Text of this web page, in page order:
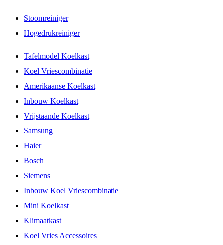
Stoomreiniger
Hogedrukreiniger
Tafelmodel Koelkast
Koel Vriescombinatie
Amerikaanse Koelkast
Inbouw Koelkast
Vrijstaande Koelkast
Samsung
Haier
Bosch
Siemens
Inbouw Koel Vriescombinatie
Mini Koelkast
Klimaatkast
Koel Vries Accessoires